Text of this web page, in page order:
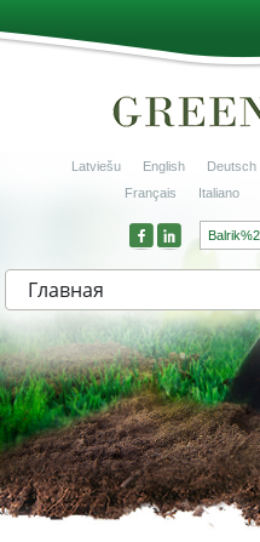
Latviešu English Deutsch
Français
Italiano
Главная